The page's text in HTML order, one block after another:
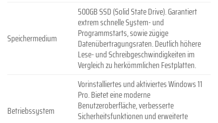
Speichermedium
500GB SSD (Solid State Drive). Garantiert
extrem schnelle System- und
Programmstarts, sowie zügige
Datenübertragungsraten. Deutlich höhere
Lese- und Schreibgeschwindigkeiten im
Vergleich zu herkömmlichen Festplatten.
Betriebssystem
Vorinstalliertes und aktiviertes Windows 11
Pro. Bietet eine moderne
Benutzeroberfläche, verbesserte
Sicherheitsfunktionen und erweiterte